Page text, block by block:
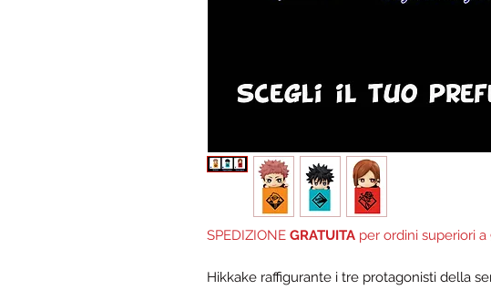
SPEDIZIONE GRATUITA per ordini superiori
Hikkake raffigurante i tre protagonisti della